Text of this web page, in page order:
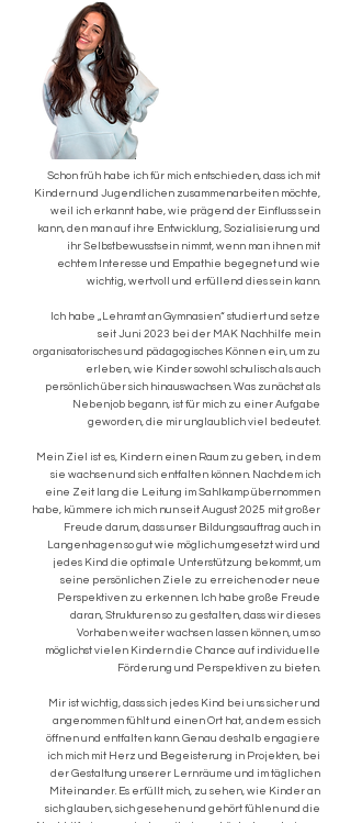
Schon früh habe ich für mich entschieden, dass ich mit
Kindern und Jugendlichen zusammenarbeiten möchte,
weil ich erkannt habe, wie prägend der Einfluss sein
kann, den man auf ihre Entwicklung, Sozialisierung und
ihr Selbstbewusstsein nimmt, wenn man ihnen mit
echtem Interesse und Empathie begegnet und wie
wichtig, wertvoll und erfüllend dies sein kann.
Ich habe „Lehramt an Gymnasien“ studiert und setze
seit Juni 2023 bei der MAK Nachhilfe mein
organisatorisches und pädagogisches Können ein, um zu
erleben, wie Kinder sowohl schulisch als auch
persönlich über sich hinauswachsen. Was zunächst als
Nebenjob begann, ist für mich zu einer Aufgabe
geworden, die mir unglaublich viel bedeutet.
Mein Ziel ist es, Kindern einen Raum zu geben, in dem
sie wachsen und sich entfalten können. Nachdem ich
eine Zeit lang die Leitung im Sahlkamp übernommen
habe, kümmere ich mich nun seit August 2025 mit großer
Freude darum, dass unser Bildungsauftrag auch in
Langenhagen so gut wie möglich umgesetzt wird und
jedes Kind die optimale Unterstützung bekommt, um
seine persönlichen Ziele zu erreichen oder neue
Perspektiven zu erkennen. Ich habe große Freude
daran, Strukturen so zu gestalten, dass wir dieses
Vorhaben weiter wachsen lassen können, um so
möglichst vielen Kindern die Chance auf individuelle
Förderung und Perspektiven zu bieten.
Mir ist wichtig, dass sich jedes Kind bei uns sicher und
angenommen fühlt und einen Ort hat, an dem es sich
öffnen und entfalten kann. Genau deshalb engagiere
ich mich mit Herz und Begeisterung in Projekten, bei
der Gestaltung unserer Lernräume und im täglichen
Miteinander. Es erfüllt mich, zu sehen, wie Kinder an
sich glauben, sich gesehen und gehört fühlen und die